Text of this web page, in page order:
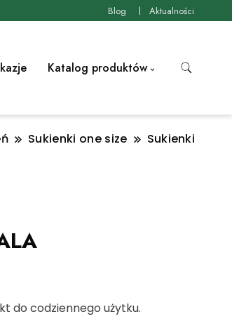
Blog Aktualności
Katalog produktów
Sukienki one size
Sukienki
do codziennego użytku.